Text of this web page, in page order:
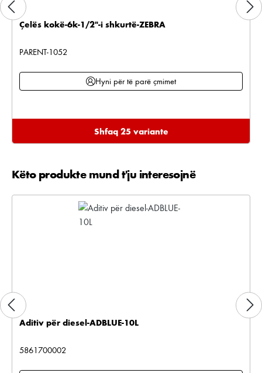
Çelës kokë-6k-1/2"-i shkurtë-ZEBRA
PARENT-1052
Hyni për të parë çmimet
Shfaq 25 variante
Kalo galerinë e produktit
Këto produkte mund t'ju interesojnë
Aditiv për diesel-ADBLUE-10L
5861700002